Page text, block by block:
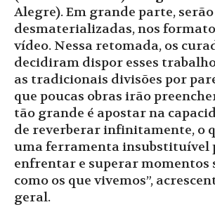
Alegre). Em grande parte,
desmaterializadas, nos
vídeo. Nessa retomada, os
decidiram dispor esses
as tradicionais divisões por
que poucas obras irão
tão grande é apostar na
de reverberar infinitamente, o
uma ferramenta insubstituível
enfrentar e superar momentos
como os que vivemos”,
geral.